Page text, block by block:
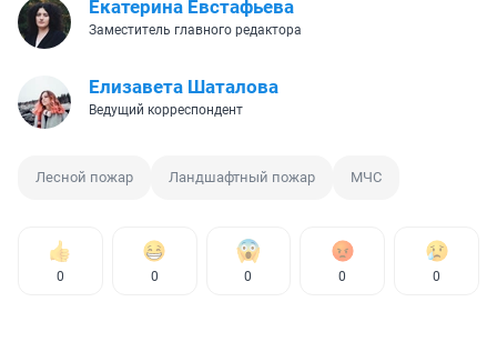
Екатерина Евстафьева
Заместитель главного редактора
Елизавета Шаталова
Ведущий корреспондент
Лесной пожар Ландшафтный пожар МЧС
0 0 0 0 0